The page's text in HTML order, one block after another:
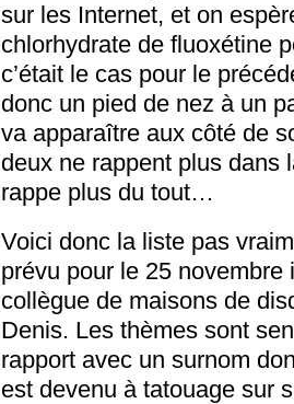
sur les Internet, et on
chlorhydrate de fluoxétine
c’était le cas pour le
donc un pied de nez à un
va apparaître aux côté de
deux ne rappent plus dans
rappe plus du tout…
Voici donc la liste pas
prévu pour le 25
collègue de maisons de
Denis. Les thèmes sont
rapport avec un surnom
est devenu à tatouage sur